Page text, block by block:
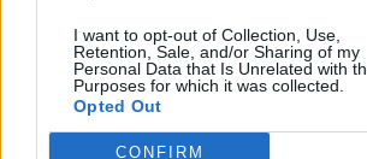
I want to opt-out of Collection, Use,
Retention, Sale, and/or Sharing of my
Personal Data that Is Unrelated with
Purposes for which it was collected.
Opted Out
CONFIRM
UUTISET
F/A-18 Hornet jyrähtää